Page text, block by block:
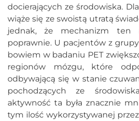
docierających ze środowiska.
wiąże się ze swoistą utratą
jednak, że mechanizm ten
poprawnie. U pacjentów z
bowiem w badaniu PET
regionów mózgu, które
odbywającą się w stanie
pochodzących ze
aktywność ta była znacznie
tym ilość wykorzystywanej